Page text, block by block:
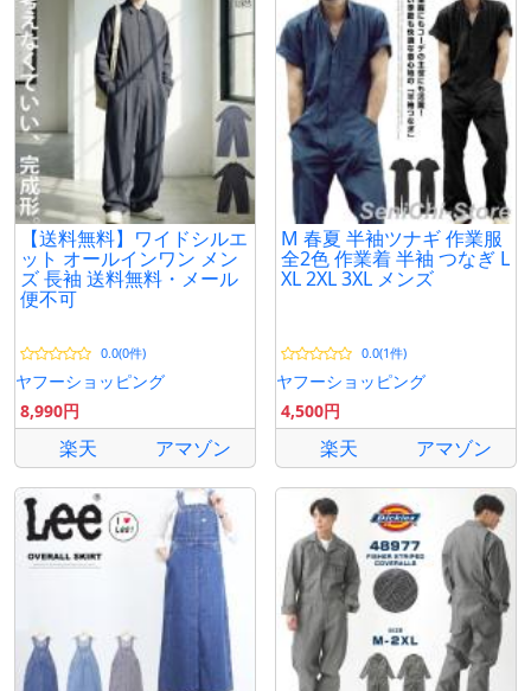
【送料無料】ワイドシルエ
ット オールインワン メン
ズ 長袖 送料無料・メール
便不可
0.0(0件)
ヤフーショッピング
8,990円
楽天 アマゾン
M 春夏 半袖ツナギ 作業服
全2色 作業着 半袖 つなぎ L
XL 2XL 3XL メンズ
0.0(1件)
ヤフーショッピング
4,500円
楽天 アマゾン